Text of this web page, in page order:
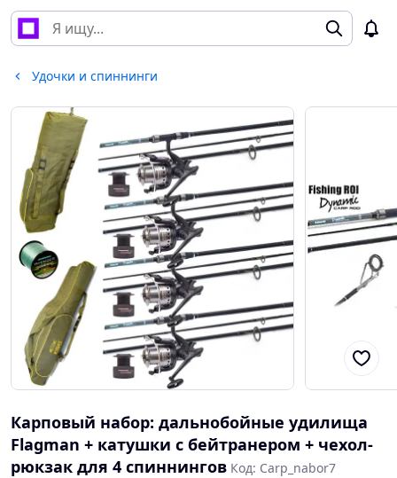
Удочки и спиннинги
Карповый набор: дальнобойные удилища
Flagman + катушки с бейтранером + чехол-
рюкзак для 4 спиннингов Код: Carp_nabor7